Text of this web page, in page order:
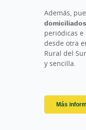
Además,
domiciliados
periódicas
desde otra
Rural del
y sencilla.
Más